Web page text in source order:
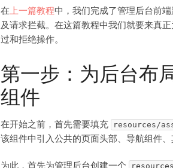
在上一篇教程中，我们完成了管理后台前
及请求拦截。在这篇教程中我们就要来真
过和拒绝操作。
第一步：为后台布
组件
在开始之前，首先需要填充 resources/
该组件中引入公共的页面头部、导航组件、
为此，首先为管理后台创建一个